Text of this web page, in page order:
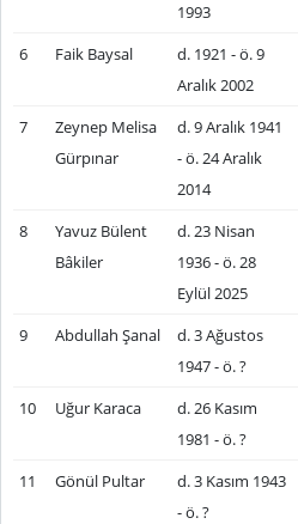
1993
6 Faik Baysal
d. 1921 - ö. 9
Aralık 2002
7
Zeynep Melisa
Gürpınar
d. 9 Aralık 1941
- ö. 24 Aralık
2014
8
Yavuz Bülent
Bâkiler
d. 23 Nisan
1936 - ö. 28
Eylül 2025
9 Abdullah Şanal
d. 3 Ağustos
1947 - ö. ?
10 Uğur Karaca
d. 26 Kasım
1981 - ö. ?
11 Gönül Pultar
d. 3 Kasım 1943
- ö. ?